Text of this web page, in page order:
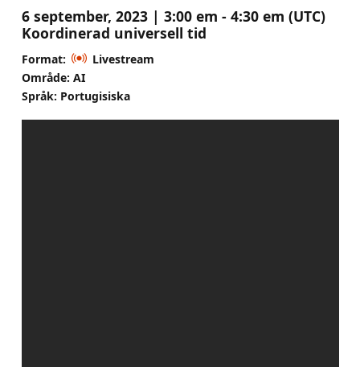
6 september, 2023 | 3:00 em - 4:30 em (UTC)
Koordinerad universell tid
Format:
Livestream
Område: AI
Språk: Portugisiska